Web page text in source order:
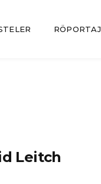
RÖPORTAJ
Leitch